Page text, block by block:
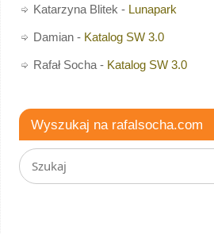
Katarzyna Blitek - Lunapark
Damian- Katalog SW 3.0
Rafał Socha- Katalog SW 3.0
Wyszukaj na rafalsocha.com